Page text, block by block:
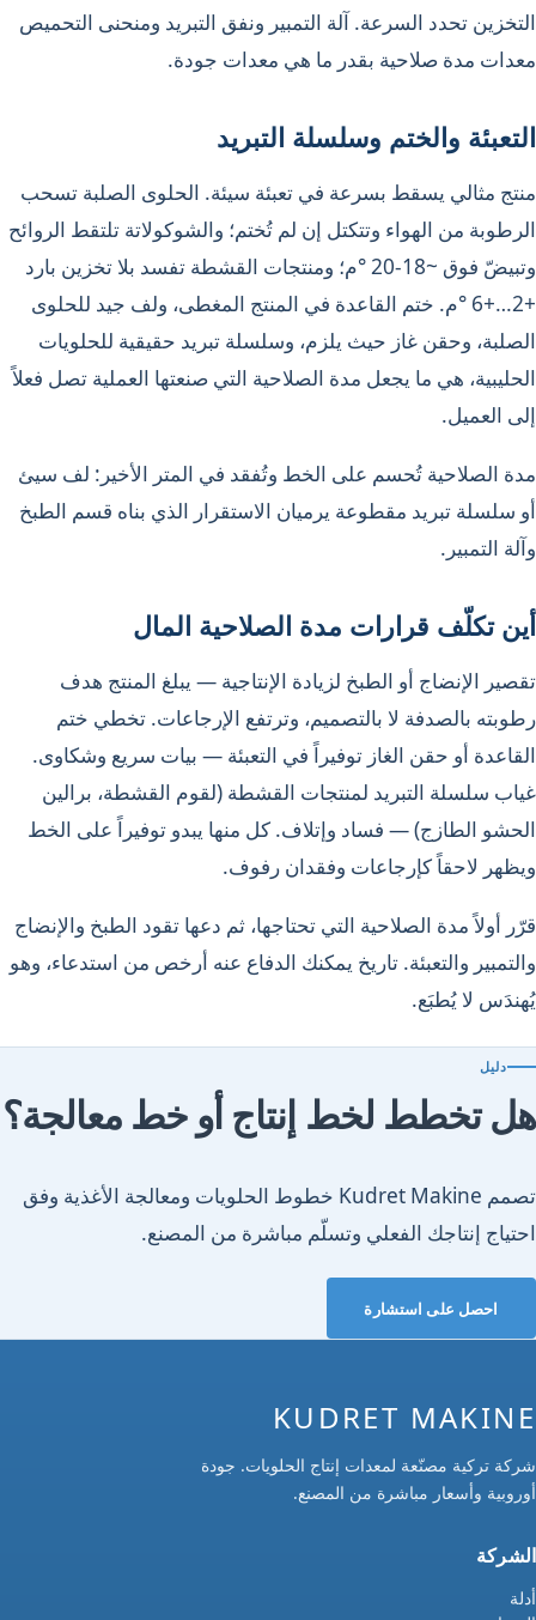
التخزين تحدد السرعة. آلة التمبير ونفق التبريد ومنحنى التحميص
معدات مدة صلاحية بقدر ما هي معدات جودة.
التعبئة والختم وسلسلة التبريد
منتج مثالي يسقط بسرعة في تعبئة سيئة. الحلوى الصلبة تسحب
الرطوبة من الهواء وتتكتل إن لم تُختم؛ والشوكولاتة تلتقط الروائح
وتبيضّ فوق ~18-20 °م؛ ومنتجات القشطة تفسد بلا تخزين بارد
+2…+6 °م. ختم القاعدة في المنتج المغطى، ولف جيد للحلوى
الصلبة، وحقن غاز حيث يلزم، وسلسلة تبريد حقيقية للحلويات
الحليبية، هي ما يجعل مدة الصلاحية التي صنعتها العملية تصل فعلاً
إلى العميل.
مدة الصلاحية تُحسم على الخط وتُفقد في المتر الأخير: لف سيئ
أو سلسلة تبريد مقطوعة يرميان الاستقرار الذي بناه قسم الطبخ
وآلة التمبير.
أين تكلّف قرارات مدة الصلاحية المال
تقصير الإنضاج أو الطبخ لزيادة الإنتاجية — يبلغ المنتج هدف
رطوبته بالصدفة لا بالتصميم، وترتفع الإرجاعات. تخطي ختم
القاعدة أو حقن الغاز توفيراً في التعبئة — بيات سريع وشكاوى.
غياب سلسلة التبريد لمنتجات القشطة (لقوم القشطة، برالين
الحشو الطازج) — فساد وإتلاف. كل منها يبدو توفيراً على الخط
ويظهر لاحقاً كإرجاعات وفقدان رفوف.
قرّر أولاً مدة الصلاحية التي تحتاجها، ثم دعها تقود الطبخ والإنضاج
والتمبير والتعبئة. تاريخ يمكنك الدفاع عنه أرخص من استدعاء، وهو
يُهندَس لا يُطبَع.
دليل
هل تخطط لخط إنتاج أو خط معالجة؟
تصمم Kudret Makine خطوط الحلويات ومعالجة الأغذية وفق
احتياج إنتاجك الفعلي وتسلّم مباشرة من المصنع.
احصل على استشارة
KUDRET MAKINE
شركة تركية مصنّعة لمعدات إنتاج الحلويات. جودة
أوروبية وأسعار مباشرة من المصنع.
الشركة
أدلة